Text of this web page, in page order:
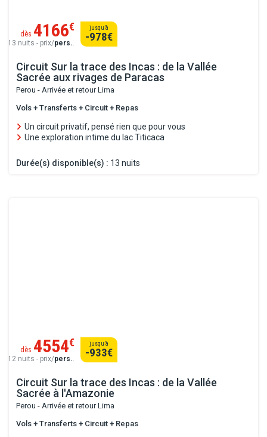
Circuit Sur la trace des Incas : de la Vallée
Sacrée aux rivages de Paracas
Perou - Arrivée et retour Lima
Vols + Transferts + Circuit + Repas
Un circuit privatif, pensé rien que pour vous
Une exploration intime du lac Titicaca
Durée(s) disponible(s) : 13 nuits
dès 4166€
13 nuits - prix/pers..
jusqu’à
-978€
Circuit Sur la trace des Incas : de la Vallée
Sacrée à l'Amazonie
Perou - Arrivée et retour Lima
Vols + Transferts + Circuit + Repas
dès 4554€
12 nuits - prix/pers..
jusqu’à
-933€